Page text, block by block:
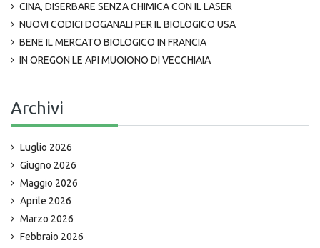
CINA, DISERBARE SENZA CHIMICA CON IL LASER
NUOVI CODICI DOGANALI PER IL BIOLOGICO USA
BENE IL MERCATO BIOLOGICO IN FRANCIA
IN OREGON LE API MUOIONO DI VECCHIAIA
Archivi
Luglio 2026
Giugno 2026
Maggio 2026
Aprile 2026
Marzo 2026
Febbraio 2026